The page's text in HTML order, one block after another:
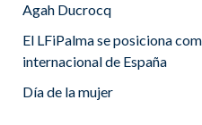
Agah Ducrocq
El LFiPalma se posiciona
internacional de España
Día de la mujer